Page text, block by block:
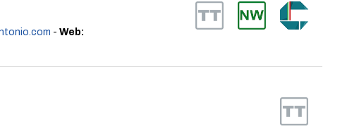
- Web: